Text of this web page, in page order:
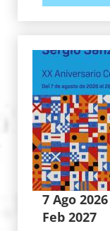
7 Ago 2026
Feb 2027